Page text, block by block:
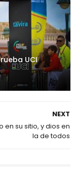
UCI
NEXT
en su sitio, y dios en
la de todos